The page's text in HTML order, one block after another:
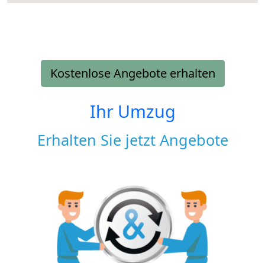
Kostenlose Angebote erhalten
Ihr Umzug
Erhalten Sie jetzt Angebote